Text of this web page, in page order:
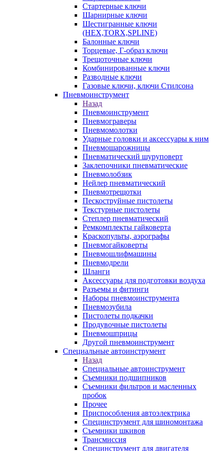
Стартерные ключи
Шарнирные ключи
Шестигранные ключи
(HEX,TORX,SPLINE)
Балонные ключи
Торцевые, Г-образ ключи
Трещоточные ключи
Комбинированные ключи
Разводные ключи
Газовые ключи, ключи Стилсона
Пневмоинструмент
Назад
Пневмоинструмент
Пневмограверы
Пневмомолотки
Ударные головки и аксессуары к ним
Пневмошарожницы
Пневматический шуруповерт
Заклепочники пневматические
Пневмолобзик
Нейлер пневматический
Пневмотрещотки
Пескоструйные пистолеты
Текстурные пистолеты
Степлер пневматический
Ремкомплекты гайковерта
Краскопульты, аэрографы
Пневмогайковерты
Пневмошлифмашины
Пневмодрели
Шланги
Аксессуары для подготовки воздуха
Разъемы и фитинги
Наборы пневмоинструмента
Пневмозубила
Пистолеты подкачки
Продувочные пистолеты
Пневмошприцы
Другой пневмоинструмент
Специальные автоинструмент
Назад
Специальные автоинструмент
Съемники подшипников
Съемники фильтров и масленных
пробок
Прочее
Приспособления автоэлектрика
Специнструмент для шиномонтажа
Съемники шкивов
Трансмиссия
Специнструмент для двигателя